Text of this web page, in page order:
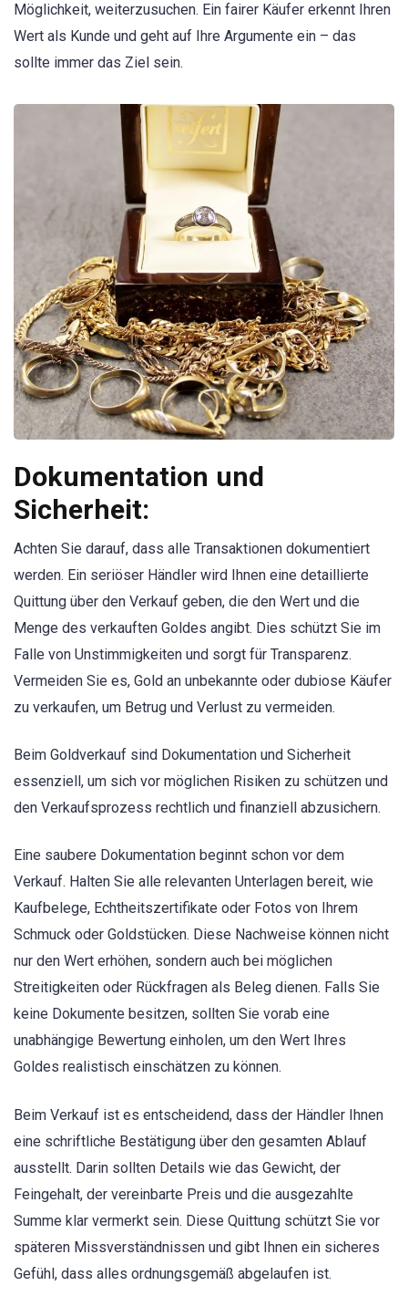
Möglichkeit, weiterzusuchen. Ein fairer Käufer erkennt Ihren
Wert als Kunde und geht auf Ihre Argumente ein – das
sollte immer das Ziel sein.
Dokumentation und
Sicherheit:
Achten Sie darauf, dass alle Transaktionen dokumentiert
werden. Ein seriöser Händler wird Ihnen eine detaillierte
Quittung über den Verkauf geben, die den Wert und die
Menge des verkauften Goldes angibt. Dies schützt Sie im
Falle von Unstimmigkeiten und sorgt für Transparenz.
Vermeiden Sie es, Gold an unbekannte oder dubiose Käufer
zu verkaufen, um Betrug und Verlust zu vermeiden.
Beim Goldverkauf sind Dokumentation und Sicherheit
essenziell, um sich vor möglichen Risiken zu schützen und
den Verkaufsprozess rechtlich und finanziell abzusichern.
Eine saubere Dokumentation beginnt schon vor dem
Verkauf. Halten Sie alle relevanten Unterlagen bereit, wie
Kaufbelege, Echtheitszertifikate oder Fotos von Ihrem
Schmuck oder Goldstücken. Diese Nachweise können nicht
nur den Wert erhöhen, sondern auch bei möglichen
Streitigkeiten oder Rückfragen als Beleg dienen. Falls Sie
keine Dokumente besitzen, sollten Sie vorab eine
unabhängige Bewertung einholen, um den Wert Ihres
Goldes realistisch einschätzen zu können.
Beim Verkauf ist es entscheidend, dass der Händler Ihnen
eine schriftliche Bestätigung über den gesamten Ablauf
ausstellt. Darin sollten Details wie das Gewicht, der
Feingehalt, der vereinbarte Preis und die ausgezahlte
Summe klar vermerkt sein. Diese Quittung schützt Sie vor
späteren Missverständnissen und gibt Ihnen ein sicheres
Gefühl, dass alles ordnungsgemäß abgelaufen ist.